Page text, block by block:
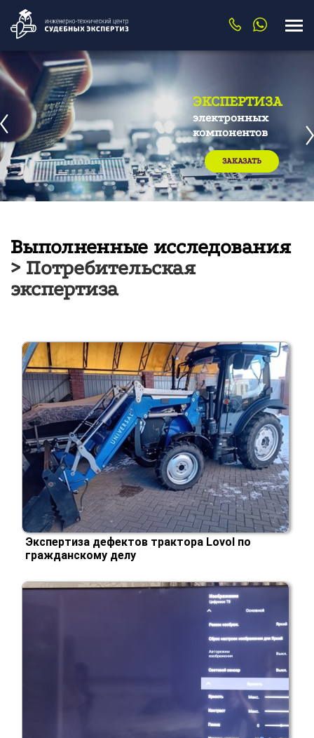
ЭКСПЕРТИЗА
электронных
компонентов
ЗАКАЗАТЬ
Выполненные исследования
> Потребительская
экспертиза
Экспертиза дефектов трактора Lovol по
гражданскому делу